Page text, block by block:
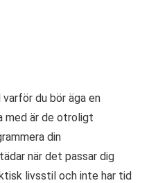
du bör äga en
med är de otroligt
din
när det passar dig
livsstil och inte har tid